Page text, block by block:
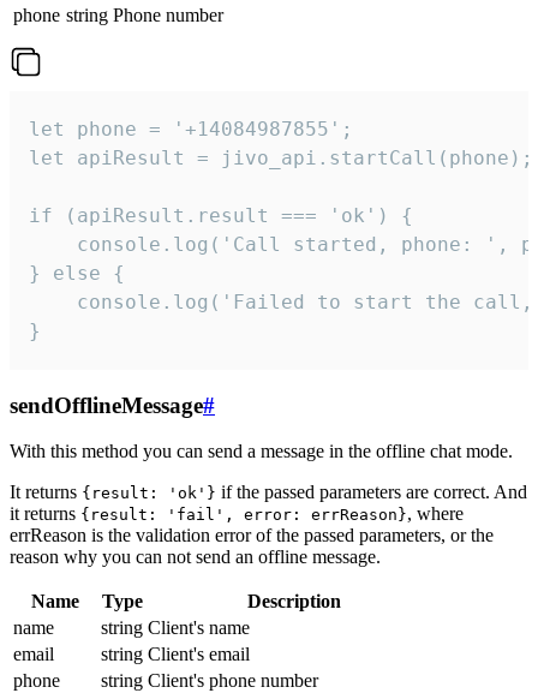
phone string Phone number
let phone = '+14084987855';
let apiResult = jivo_api.startCall(phone);
if (apiResult.result === 'ok') {
console.log('Call started, phone: ',
} else {
console.log('Failed to start the
}
sendOfflineMessage#
With this method you can send a message in the offline chat mode.
It returns {result: 'ok'} if the passed parameters are correct. And
it returns {result: 'fail', error: errReason}, where
errReason is the validation error of the passed parameters, or the
reason why you can not send an offline message.
Name Type
Description
name
string Client's name
email
string Client's email
phone
string Client's phone number